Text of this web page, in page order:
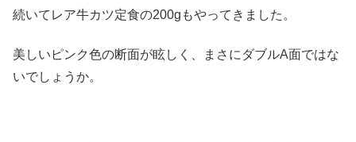
続いてレア牛カツ定食の200gもやってきました。
美しいピンク色の断面が眩しく、まさにダブルA面ではな
いでしょうか。